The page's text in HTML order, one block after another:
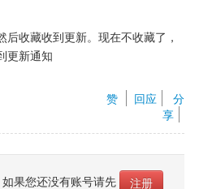
后收藏收到更新。现在不收藏了，
更新通知
赞
回应
分
享
果您还没有账号请先 注册